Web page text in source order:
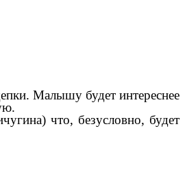
Малышу будет интереснее
что, безусловно, будет